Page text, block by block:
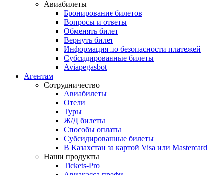
Авиабилеты
Бронирование билетов
Вопросы и ответы
Обменять билет
Вернуть билет
Информация по безопасности платежей
Субсидированные билеты
Aviapegasbot
Агентам
Сотрудничество
Авиабилеты
Отели
Туры
Ж/Д билеты
Способы оплаты
Субсидированные билеты
В Казахстан за картой Visa или Masterсard
Наши продукты
Tickets-Pro